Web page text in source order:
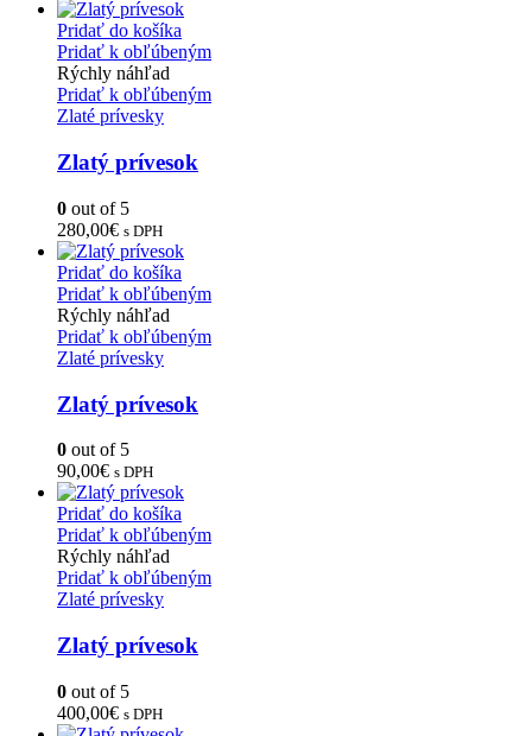
Pridať do košíka
Pridať k obľúbeným
Rýchly náhľad
Pridať k obľúbeným
Zlaté prívesky
Zlatý prívesok
0 out of 5
280,00€ s DPH
Pridať do košíka
Pridať k obľúbeným
Rýchly náhľad
Pridať k obľúbeným
Zlaté prívesky
Zlatý prívesok
0 out of 5
90,00€ s DPH
Pridať do košíka
Pridať k obľúbeným
Rýchly náhľad
Pridať k obľúbeným
Zlaté prívesky
Zlatý prívesok
0 out of 5
400,00€ s DPH